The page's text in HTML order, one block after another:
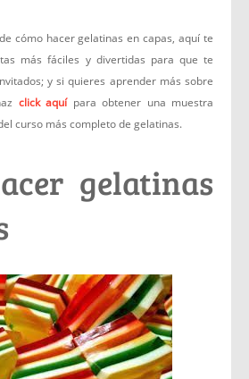
cómo hacer gelatinas en capas, aquí te
más fáciles y divertidas para que te
y si quieres aprender más sobre
click aquípara obtener una muestra
curso más completo de gelatinas.
gelatinas